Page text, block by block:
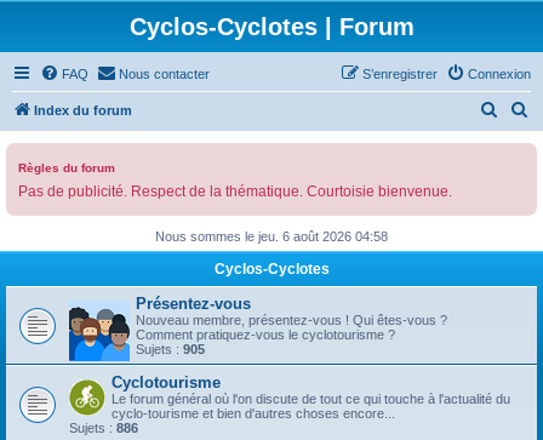
Cyclos-Cyclotes | Forum
FAQ Nous contacter Connexion
S’enregistrer
Index du forum
r
c
r
r
c
r
Règles du forum
Pas de publicité. Respect de la thématique. Courtoisie bienvenue.
Nous sommes le jeu. 6 août 2026 04:58
Cyclos-Cyclotes
Présentez-vous
Nouveau membre, présentez-vous ! Qui êtes-vous ?
Comment pratiquez-vous le cyclotourisme ?
Sujets : 905
Cyclotourisme
Le forum général où l'on discute de tout ce qui touche à l'actualité du
cyclo-tourisme et bien d'autres choses encore...
Sujets : 886